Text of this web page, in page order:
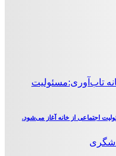
اجتماعی از خانه آغاز می‌شود.